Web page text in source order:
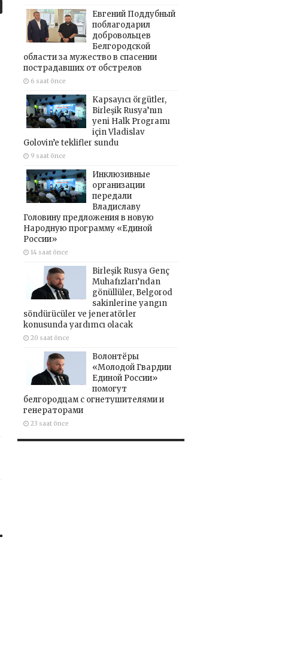
Евгений Поддубный
поблагодарил
добровольцев
Белгородской
области за мужество в спасении
пострадавших от обстрелов
6 saat önce
Kapsayıcı örgütler,
Birleşik Rusya’nın
yeni Halk Programı
için Vladislav
Golovin’e teklifler sundu
9 saat önce
Инклюзивные
организации
передали
Владиславу
Головину предложения в новую
Народную программу «Единой
России»
14 saat önce
Birleşik Rusya Genç
Muhafızları’ndan
gönüllüler, Belgorod
sakinlerine yangın
söndürücüler ve jeneratörler
konusunda yardımcı olacak
20 saat önce
Волонтёры
«Молодой Гвардии
Единой России»
помогут
белгородцам с огнетушителями и
генераторами
23 saat önce